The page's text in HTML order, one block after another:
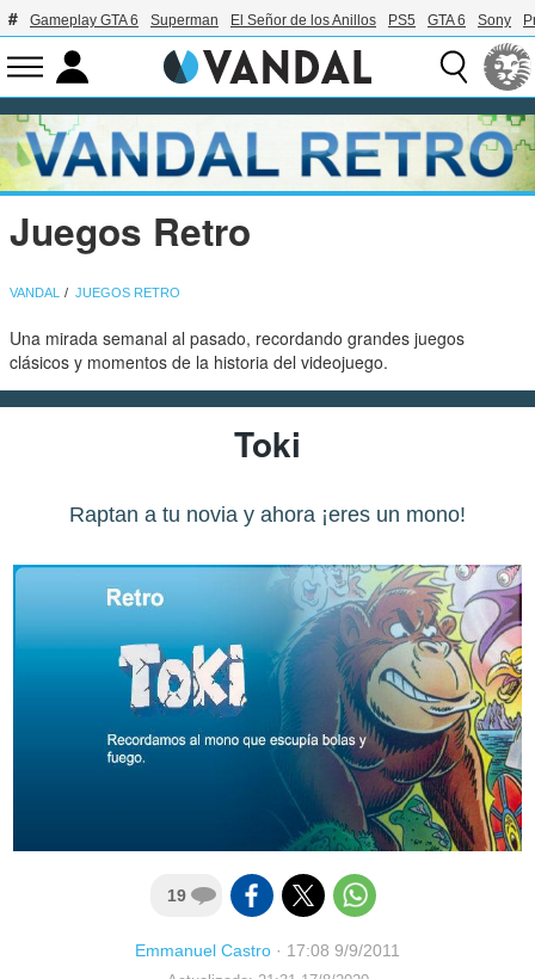
Gameplay GTA 6 Superman El Señor de los Anillos PS5 GTA 6 Sony
Juegos Retro
VANDAL JUEGOS RETRO
Una mirada semanal al pasado, recordando grandes juegos
clásicos y momentos de la historia del videojuego.
Toki
Raptan a tu novia y ahora ¡eres un mono!
19
Emmanuel Castro · 17:08 9/9/2011